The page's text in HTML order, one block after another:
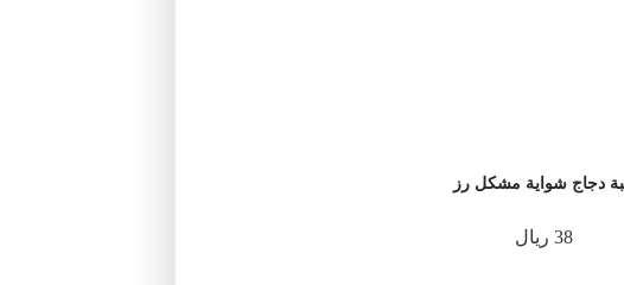
دجاج شواية مشكل رز
38 ريال